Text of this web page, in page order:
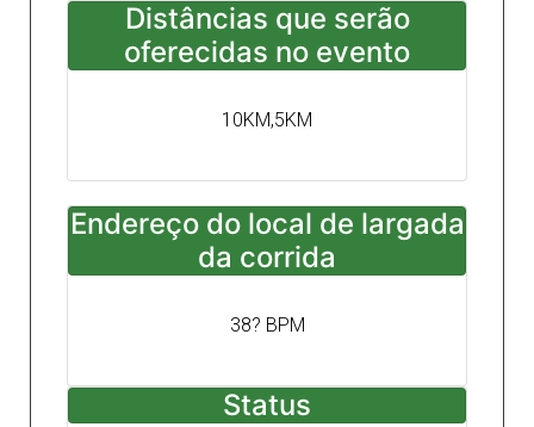
Distâncias que serão
oferecidas no evento
10KM,5KM
Endereço do local de largada
da corrida
38? BPM
Status